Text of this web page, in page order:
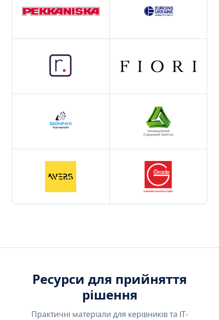
Ресурси для прийняття
рішення
Практичні матеріали для керівників та IT-